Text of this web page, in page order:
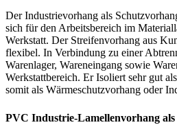
Der Industrievorhang als
sich für den Arbeitsbereich im
Werkstatt. Der Streifenvorhang aus
flexibel. In Verbindung zu einer
Warenlager, Wareneingang sowie
Werkstattbereich. Er Isoliert sehr gut
somit als Wärmeschutzvorhang oder
PVC Industrie-Lamellenvorhang als